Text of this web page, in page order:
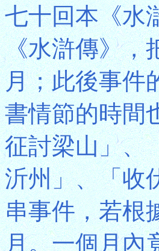
七十回本《水
《水滸傳》，
月；此後事件
書情節的時間
征討梁山」、
沂州」、「收
串事件，若根
月。一個月內